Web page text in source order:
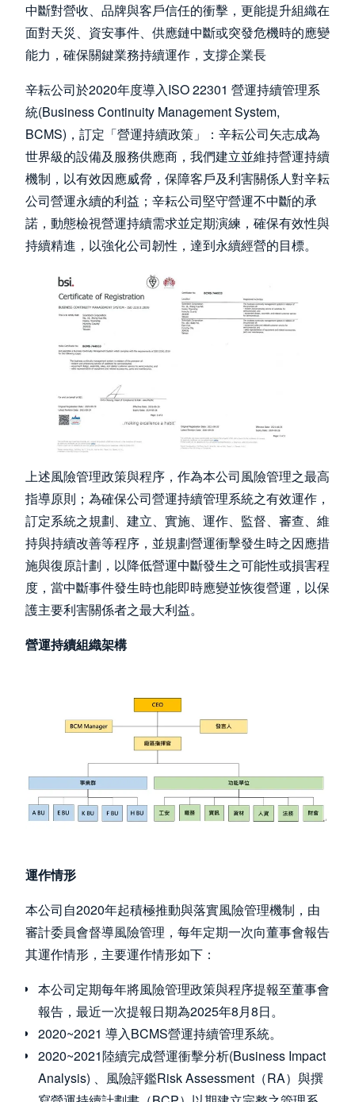
中斷對營收、品牌與客戶信任的衝擊，更能提升組織在
面對天災、資安事件、供應鏈中斷或突發危機時的應變
能力，確保關鍵業務持續運作，支撐企業長
辛耘公司於2020年度導入ISO 22301 營運持續管理系
統(Business Continuity Management System,
BCMS)，訂定「營運持續政策」：辛耘公司矢志成為
世界級的設備及服務供應商，我們建立並維持營運持續
機制，以有效因應威脅，保障客戶及利害關係人對辛耘
公司營運永續的利益；辛耘公司堅守營運不中斷的承
諾，動態檢視營運持續需求並定期演練，確保有效性與
持續精進，以強化公司韌性，達到永續經營的目標。
Image
上述風險管理政策與程序，作為本公司風險管理之最高
指導原則；為確保公司營運持續管理系統之有效運作，
訂定系統之規劃、建立、實施、運作、監督、審查、維
持與持續改善等程序，並規劃營運衝擊發生時之因應措
施與復原計劃，以降低營運中斷發生之可能性或損害程
度，當中斷事件發生時也能即時應變並恢復營運，以保
護主要利害關係者之最大利益。
營運持續組織架構
運作情形
本公司自2020年起積極推動與落實風險管理機制，由
審計委員會督導風險管理，每年定期一次向董事會報告
其運作情形，主要運作情形如下：
本公司定期每年將風險管理政策與程序提報至董事會
報告，最近一次提報日期為2025年8月8日。
2020~2021 導入BCMS營運持續管理系統。
2020~2021陸續完成營運衝擊分析(Business Impact
Analysis) 、風險評鑑Risk Assessment（RA）與撰